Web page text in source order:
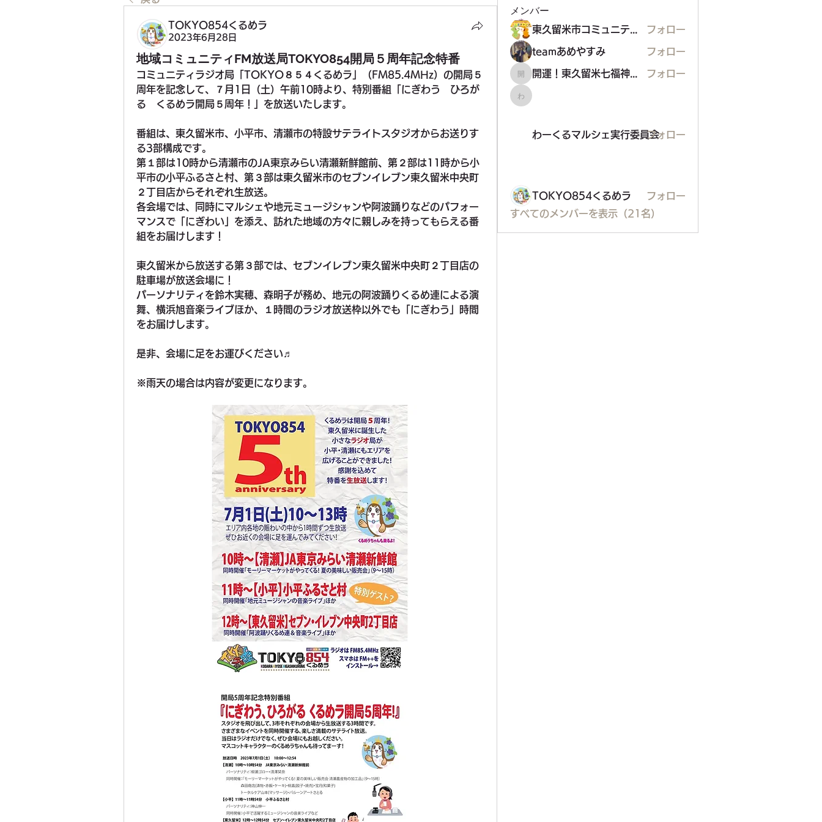
TOKYO854くるめラ
2023年6月28日
地域コミュニティFM放送局TOKYO854開局５周年記念特番
コミュニティラジオ局「TOKYO８５４くるめラ」（FM85.4MHz）の開局５
周年を記念して、７月1日（土）午前10時より、特別番組「にぎわう　ひろが
る　くるめラ開局５周年！」を放送いたします。
番組は、東久留米市、小平市、清瀬市の特設サテライトスタジオからお送りす
る3部構成です。
第１部は10時から清瀬市のJA東京みらい清瀬新鮮館前、第２部は11時から小
平市の小平ふるさと村、第３部は東久留米市のセブンイレブン東久留米中央町
２丁目店からそれぞれ生放送。
各会場では、同時にマルシェや地元ミュージシャンや阿波踊りなどのパフォー
マンスで「にぎわい」を添え、訪れた地域の方々に親しみを持ってもらえる番
組をお届けします！
東久留米から放送する第３部では、セブンイレブン東久留米中央町２丁目店の
駐車場が放送会場に！
パーソナリティを鈴木実穂、森明子が務め、地元の阿波踊りくるめ連による演
舞、横浜旭音楽ライブほか、１時間のラジオ放送枠以外でも「にぎわう」時間
をお届けします。
是非、会場に足をお運びください♬
※雨天の場合は内容が変更になります。
メンバー
フォロー
teamあめやすみ フォロー
開運！東久留米七福神めぐり
フォロー
わーくるマルシェ実行委員会
わーくるマルシェ実行委員会フォロー
TOKYO854くるめラ
フォロー
すべてのメンバーを表示（21名）